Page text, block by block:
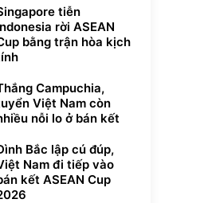
tiễn
rời ASEAN
bằng trận hòa kịch
Campuchia,
Việt Nam còn
nỗi lo ở bán kết
Bắc lập cú đúp,
Nam đi tiếp vào
kết ASEAN Cup